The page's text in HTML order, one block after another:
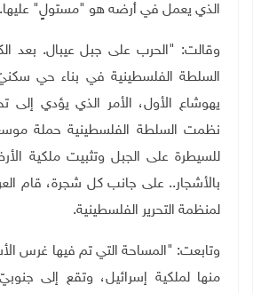
الذي يعمل في أرضه هو "مستولٍ" عليها.
وقالت: "الحرب على جبل عيبال.
السلطة الفلسطينية في بناء حي
يهوشاع الأول، الأمر الذي يؤدي إلى
نظمت السلطة الفلسطينية حملة
للسيطرة على الجبل وتثبيت ملكية
بالأشجار.. على جانب كل شجرة، قام
لمنظمة التحرير الفلسطينية.
وتابعت: "المساحة التي تم فيها غرس
منها لملكية إسرائيل، وتقع إلى